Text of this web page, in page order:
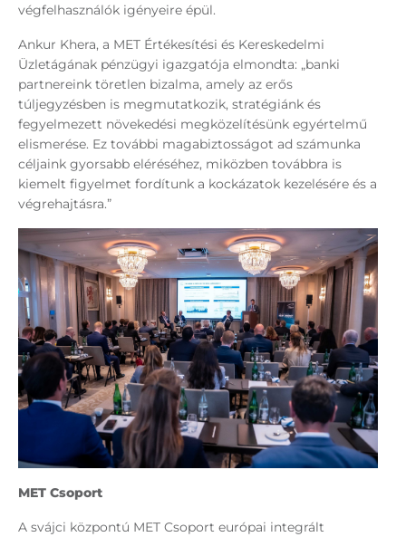
végfelhasználók igényeire épül.
Ankur Khera, a MET Értékesítési és Kereskedelmi
Üzletágának pénzügyi igazgatója elmondta: „banki
partnereink töretlen bizalma, amely az erős
túljegyzésben is megmutatkozik, stratégiánk és
fegyelmezett növekedési megközelítésünk egyértelmű
elismerése. Ez további magabiztosságot ad számunka
céljaink gyorsabb eléréséhez, miközben továbbra is
kiemelt figyelmet fordítunk a kockázatok kezelésére és a
végrehajtásra.”
MET Csoport
A svájci központú MET Csoport európai integrált